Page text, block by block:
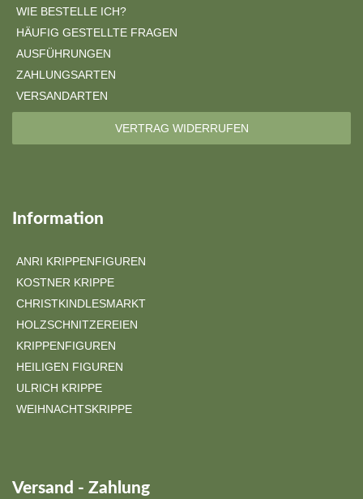
WIE BESTELLE ICH?
HÄUFIG GESTELLTE FRAGEN
AUSFÜHRUNGEN
ZAHLUNGSARTEN
VERSANDARTEN
VERTRAG WIDERRUFEN
Information
ANRI KRIPPENFIGUREN
KOSTNER KRIPPE
CHRISTKINDLESMARKT
HOLZSCHNITZEREIEN
KRIPPENFIGUREN
HEILIGEN FIGUREN
ULRICH KRIPPE
WEIHNACHTSKRIPPE
Versand - Zahlung